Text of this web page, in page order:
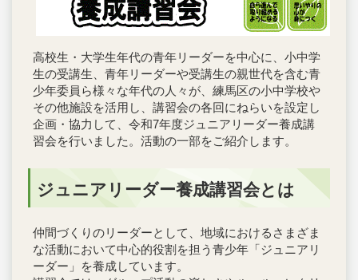
高校生・大学生年代の青年リーダーを中心に、小中学
生の受講生、青年リーダーや受講生の親世代を含む青
少年委員ら様々な年代の人々が、練馬区の小中学校や
その他施設を活用し、講習会の各回にねらいを設定し
企画・協力して、令和7年度ジュニアリーダー養成講
習会を行いました。活動の一部をご紹介します。
ジュニアリーダー養成講習会とは
仲間づくりのリーダーとして、地域におけるさまざま
な活動において中心的役割を担う青少年「ジュニアリ
ーダー」を養成しています。